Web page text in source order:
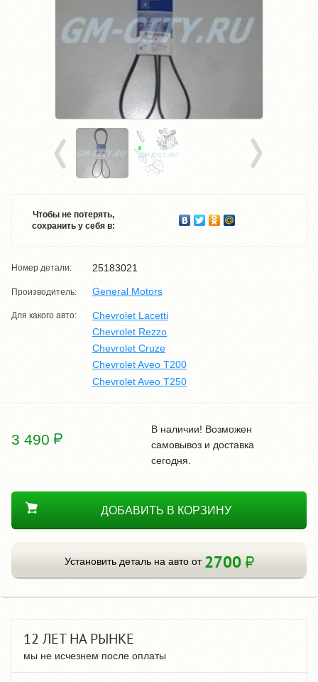
Чтобы не потерять,
сохранить у себя в:
Номер детали: 25183021
Производитель: General Motors
Для какого авто:
Chevrolet Lacetti
Chevrolet Rezzo
Chevrolet Cruze
Chevrolet Aveo T200
Chevrolet Aveo T250
3 490
В наличии! Возможен
самовывоз и доставка
сегодня.
ДОБАВИТЬ В КОРЗИНУ
Установить деталь на авто от 2700
12 ЛЕТ НА РЫНКЕ
мы не исчезнем после оплаты